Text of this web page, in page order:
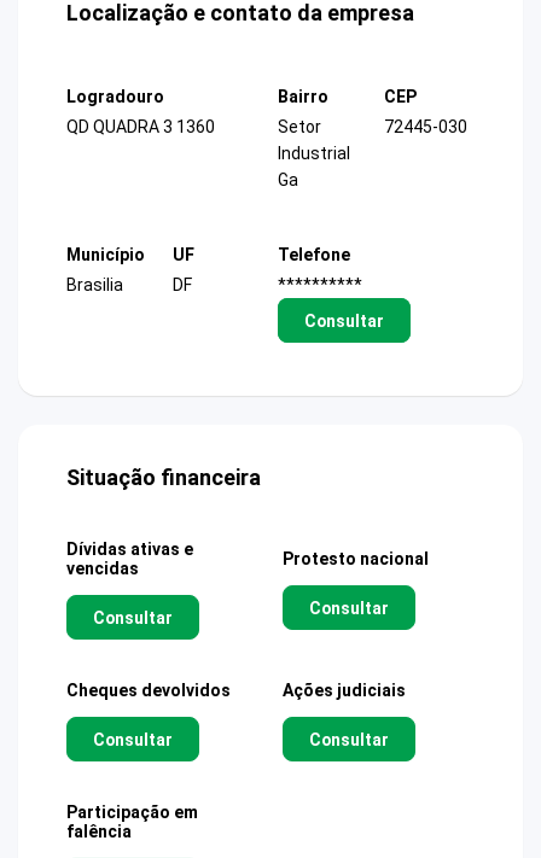
Localização e contato da empresa
Logradouro
QD QUADRA 3 1360
Bairro
Setor
Industrial
Ga
CEP
72445-030
Município
Brasilia
UF
DF
Telefone
**********
Consultar
Situação financeira
Dívidas ativas e
vencidas
Consultar
Protesto nacional
Consultar
Cheques devolvidos
Consultar
Ações judiciais
Consultar
Participação em
falência